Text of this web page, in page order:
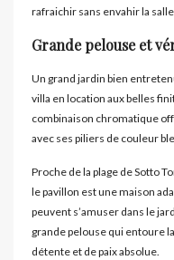
rafraichir sans envahir la
Grande pelouse et
Un grand jardin bien
villa en location aux belles
combinaison chromatique
avec ses piliers de couleur
Proche de la plage de Sotto
le pavillon est une maison
peuvent s’amuser dans le
grande pelouse qui entoure
détente et de paix absolue.